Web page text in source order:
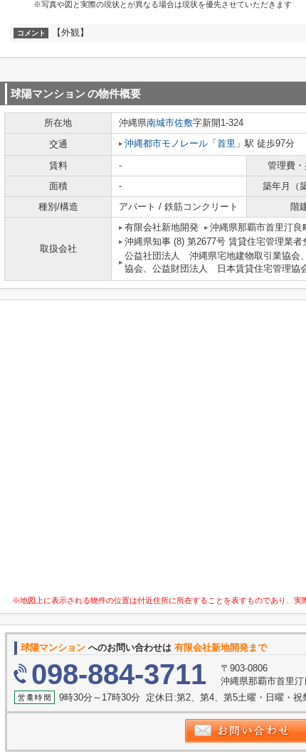
※写真や図と実際の現状とが異なる場合は現状を優先させていただきます
コメント 【外観】
球陽マンションの物件概要
所在地 沖縄県南城市佐敷字新開1-324
交通
沖縄都市モノレール 「 首里 」駅 徒歩97分
賃料 - 管理費
面積
- 築年月（
種別/構造
アパート / 鉄筋コンクリート 階
取扱会社
有限会社新地開発 沖縄県那覇市首里汀良
沖縄県知事 (8) 第2677号 賃貸住宅管理業
公益社団法人 沖縄県宅地建物取引業協
協会、公益財団法人 日本賃貸住宅管理協
※地図上に表示される物件の位置は付近住所に所在することを表すものであり、実
球陽マンション へのお問い合わせは 有限会社新地開発まで
098-884-3711
〒903-0806
沖縄県那覇市首里
9時30分～17時30分 定休日:第2、第4、第5土曜・日曜・